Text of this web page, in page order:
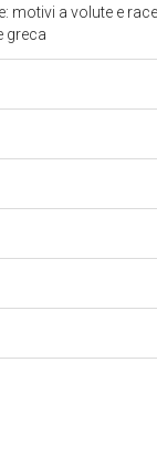
motivi a volute e
greca